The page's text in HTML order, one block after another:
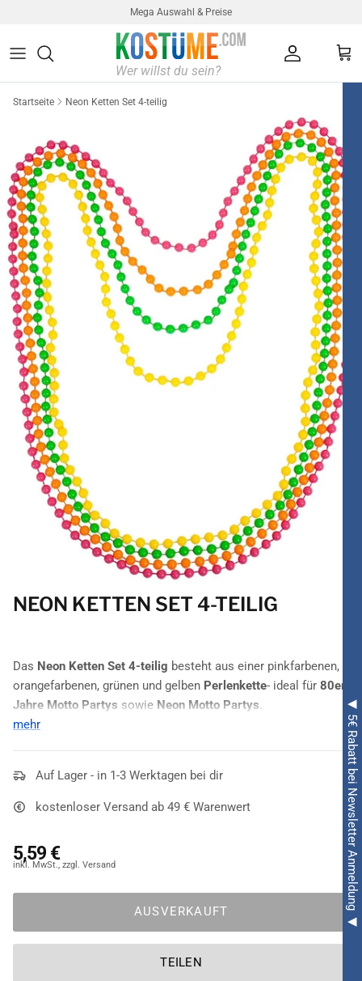
Mega Auswahl & Preise
◀ 5€ Rabatt bei Newsletter Anmeldung ◀
Startseite Neon Ketten Set 4-teilig
NEON KETTEN SET 4-TEILIG
Das Neon Ketten Set 4-teilig besteht aus einer pinkfarbenen,
orangefarbenen, grünen und gelben Perlenkette- ideal für 80er
Jahre Motto Partys sowie Neon Motto Partys.
Wem eine knallige Kette nicht reicht, der greift kurzerhand zum
allesamt mit zahlreichenPerlenversehen sind. Das
Pink, Orange, Grün und Gelb in Neonoptik
macht den Look dieses Accessoires aus. Ladys runden die
beispielsweise ihr
mehr
Auf Lager - in 1-3 Werktagen bei dir
kostenloser Versand ab 49 € Warenwert
5,59 €
AUSVERKAUFT
TEILEN